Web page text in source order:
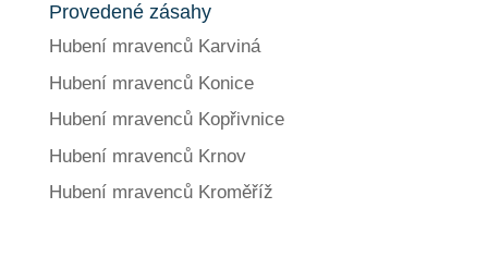
Provedené zásahy
Hubení mravenců Karviná
Hubení mravenců Konice
Hubení mravenců Kopřivnice
Hubení mravenců Krnov
Hubení mravenců Kroměříž